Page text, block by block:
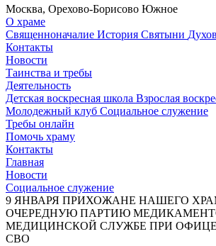
Москва, Орехово-Борисово Южное
О храме
Священноначалие История Святыни
Контакты
Новости
Таинства и требы
Деятельность
Детская воскресная школа Взрослая
Молодежный клуб Социальное служение
Требы онлайн
Помочь храму
Контакты
Главная
Новости
Социальное служение
9 ЯНВАРЯ ПРИХОЖАНЕ НАШЕГО
ОЧЕРЕДНУЮ ПАРТИЮ
МЕДИЦИНСКОЙ СЛУЖБЕ ПРИ
СВО